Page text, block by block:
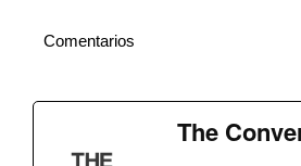
Comentarios
The